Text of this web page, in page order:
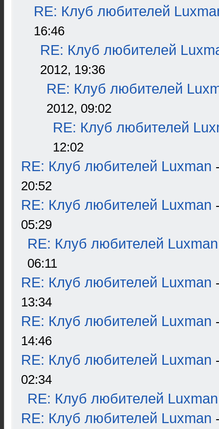
RE: Клуб любителей
16:46
RE: Клуб любителей
2012, 19:36
RE: Клуб любителей
2012, 09:02
RE: Клуб любителей
12:02
RE: Клуб любителей Luxman
20:52
RE: Клуб любителей Luxman
05:29
RE: Клуб любителей Luxman
06:11
RE: Клуб любителей Luxman
13:34
RE: Клуб любителей Luxman
14:46
RE: Клуб любителей Luxman
02:34
RE: Клуб любителей Luxman
RE: Клуб любителей Luxman